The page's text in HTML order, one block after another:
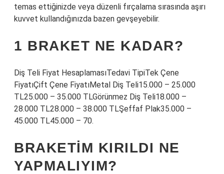
temas ettiğinizde veya düzenli fırçalama sırasında aşırı
kuvvet kullandığınızda bazen gevşeyebilir.
1 BRAKET NE KADAR?
Diş Teli Fiyat HesaplamasıTedavi TipiTek Çene
FiyatıÇift Çene FiyatıMetal Diş Teli15.000 – 25.000
TL25.000 – 35.000 TLGörünmez Diş Teli18.000 –
28.000 TL28.000 – 38.000 TLŞeffaf Plak35.000 –
45.000 TL45.000 – 70.
BRAKETIM KIRILDI NE
YAPMALIYIM?